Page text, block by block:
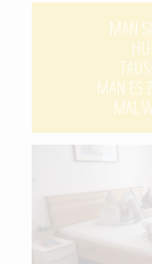
MAN
MAN ES
MAL